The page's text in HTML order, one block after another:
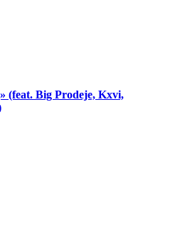
(feat. Big Prodeje, Kxvi,